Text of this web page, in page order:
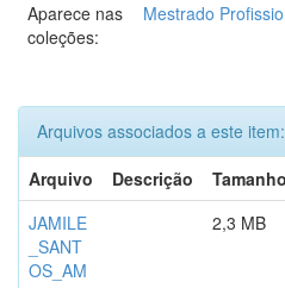
Aparece nas
coleções:
Mestrado
Arquivos associados a este item:
Arquivo
Descrição Tamanho
JAMILE
_SANT
OS_AM
2,3 MB